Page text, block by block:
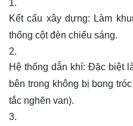
Kết cấu xây dựng: Làm
thống cột đèn chiếu sáng.
Hệ thống dẫn khí: Đặc biệt
bên trong không bị bong
tắc nghẽn van).